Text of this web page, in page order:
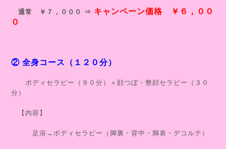
通常 ￥７，０００ ⇒ キャンペーン価格 ￥６，００
０
② 全身コース（１２０分）
ボディセラピー（９０分）＋顔つぼ・整顔セラピー（３０
分）
【内容】
足浴→ボディセラピー（脚裏・背中・脚表・デコルテ）